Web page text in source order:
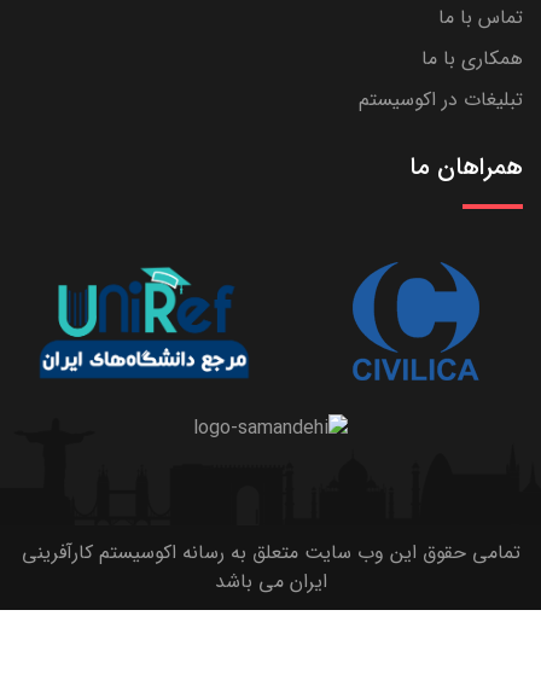
تماس با ما
همکاری با ما
تبلیغات در اکوسیستم
همراهان ما
تمامی حقوق این وب سایت متعلق به رسانه اکوسیستم کارآفرینی
ایران می باشد